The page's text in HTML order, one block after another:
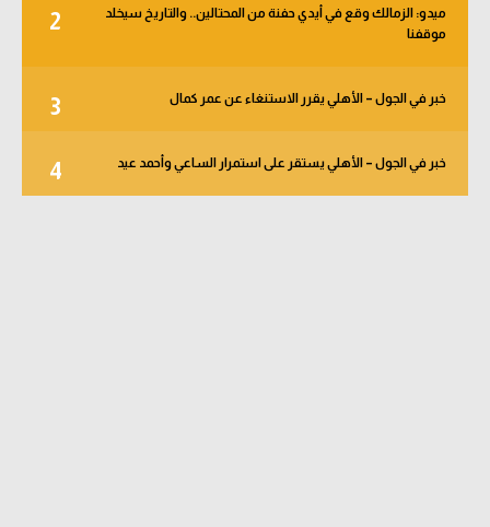
2
ميدو: الزمالك وقع في أيدي حفنة من المحتالين.. والتاريخ سيخلد
موقفنا
3 خبر في الجول – الأهلي يقرر الاستنغاء عن عمر كمال
4 خبر في الجول – الأهلي يستقر على استمرار الساعي وأحمد عيد